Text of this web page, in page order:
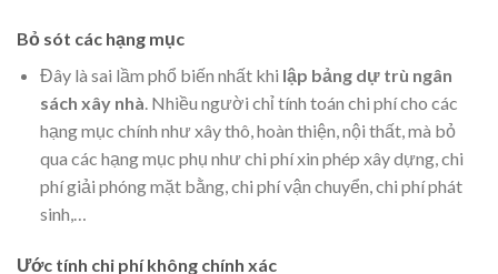
Bỏ sót các hạng mục
Đây là sai lầm phổ biến nhất khi lập bảng dự trù ngân
sách xây nhà. Nhiều người chỉ tính toán chi phí cho các
hạng mục chính như xây thô, hoàn thiện, nội thất, mà bỏ
qua các hạng mục phụ như chi phí xin phép xây dựng, chi
phí giải phóng mặt bằng, chi phí vận chuyển, chi phí phát
sinh,…
Ước tính chi phí không chính xác